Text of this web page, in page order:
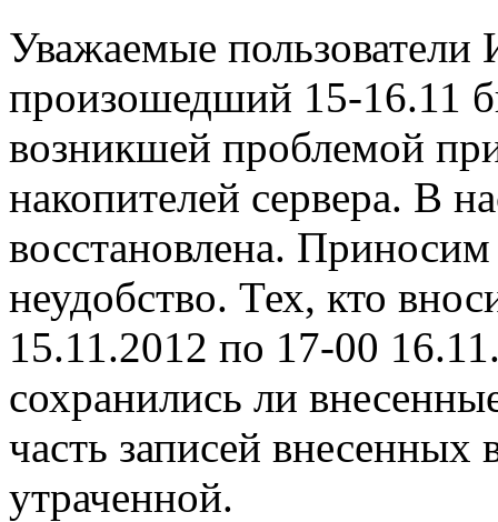
Уважаемые
произошедший 15-16.11
возникшей проблемой
накопителей сервера. В
восстановлена.
неудобство. Тех, кто
15.11.2012 по 17-00
сохранились ли
часть записей внесенных
утраченной.